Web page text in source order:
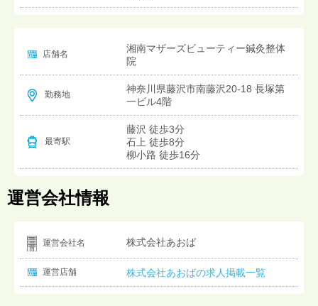
店舗名
湘南マザーズビューティー鍼灸整体
院
勤務地
神奈川県藤沢市南藤沢20-18 長塚第
一ビル4階
最寄駅
藤沢 徒歩3分
石上 徒歩8分
柳小路 徒歩16分
運営会社情報
運営会社名 株式会社あおば
運営店舗 株式会社あおばの求人掲載一覧